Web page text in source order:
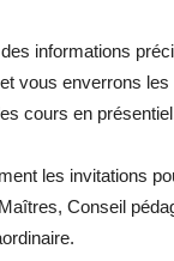
informations
vous enverrons les
cours en
les invitations
Conseil